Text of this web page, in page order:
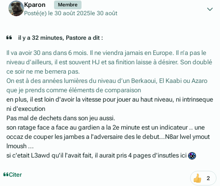
Kparon Membre
Posté(e) le 30 août 2025 le 30 août
il y a 32 minutes, Pastore a dit :
Il va avoir 30 ans dans 6 mois. Il ne viendra jamais en Europe. Il n’a pas le
niveau d’ailleurs, il est souvent HJ et sa finition laisse à désirer. Son doublé
ce soir ne me bernera pas.
On est à des années lumières du niveau d’un Berkaoui, El Kaabi ou Azaro
que je prends comme éléments de comparaison
en plus, il est loin d'avoir la vitesse pour jouer au haut niveau, ni intrinseque
ni d'execution
Pas mal de dechets dans son jeu aussi.
son ratage face a face au gardien a la 2e minute est un indicateur .. une
occaz de couper les jambes a l'adversaire des le debut...N8ar lwel ymout
lmoush ...
si c'etait L3awd qu'il l'avait fait, il aurait pris 4 pages d'insutles ici
Citer 2